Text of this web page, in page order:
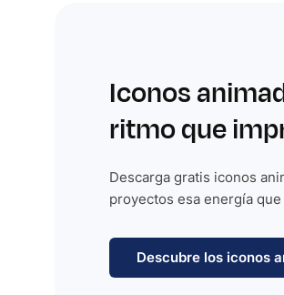
Iconos
ritmo que
Descarga gratis iconos
proyectos esa energía
Descubre los iconos